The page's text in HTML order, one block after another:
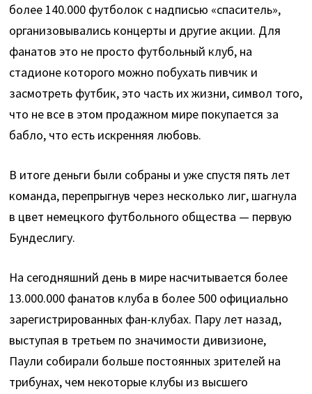
более 140.000 футболок с надписью «спаситель»,
организовывались концерты и другие акции. Для
фанатов это не просто футбольный клуб, на
стадионе которого можно побухать пивчик и
засмотреть футбик, это часть их жизни, символ того,
что не все в этом продажном мире покупается за
бабло, что есть искренняя любовь.
В итоге деньги были собраны и уже спустя пять лет
команда, перепрыгнув через несколько лиг, шагнула
в цвет немецкого футбольного общества — первую
Бундеслигу.
На сегодняшний день в мире насчитывается более
13.000.000 фанатов клуба в более 500 официально
зарегистрированных фан-клубах. Пару лет назад,
выступая в третьем по значимости дивизионе,
Паули собирали больше постоянных зрителей на
трибунах, чем некоторые клубы из высшего